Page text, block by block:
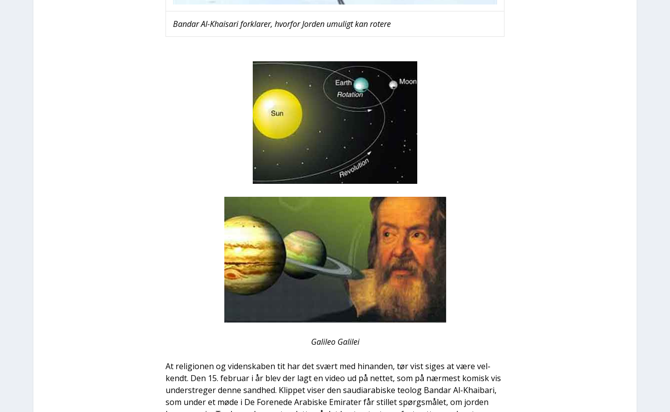
Ban­dar Al-Khais­a­ri for­kla­rer, hvor­for Jor­den umu­ligt kan rote­re
Galileo Galilei
At reli­gio­nen og viden­ska­ben tit har det svært med hin­an­den, tør vist siges at være vel­
kendt. Den 15. febru­ar i år blev der lagt en video ud på net­tet, som på nær­mest komisk vis
under­stre­ger den­ne sand­hed. Klip­pet viser den sau­di­a­ra­bi­ske teo­log Ban­dar Al-Khai­ba­ri,
som under et møde i De For­e­ne­de Ara­bi­ske Emira­ter får stil­let spørgs­må­let, om jor­den